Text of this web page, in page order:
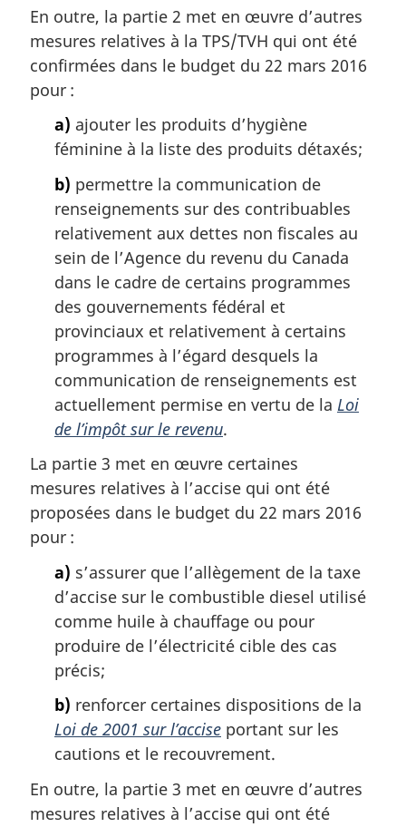
En outre, la partie 2 met en œuvre d’autres
mesures relatives à la TPS/TVH qui ont été
confirmées dans le budget du 22 mars 2016
pour :
a) ajouter les produits d’hygiène
féminine à la liste des produits détaxés;
b) permettre la communication de
renseignements sur des contribuables
relativement aux dettes non fiscales au
sein de l’Agence du revenu du Canada
dans le cadre de certains programmes
des gouvernements fédéral et
provinciaux et relativement à certains
programmes à l’égard desquels la
communication de renseignements est
actuellement permise en vertu de la Loi
de l’impôt sur le revenu.
La partie 3 met en œuvre certaines
mesures relatives à l’accise qui ont été
proposées dans le budget du 22 mars 2016
pour :
a) s’assurer que l’allègement de la taxe
d’accise sur le combustible diesel utilisé
comme huile à chauffage ou pour
produire de l’électricité cible des cas
précis;
b) renforcer certaines dispositions de la
Loi de 2001 sur l’accise portant sur les
cautions et le recouvrement.
En outre, la partie 3 met en œuvre d’autres
mesures relatives à l’accise qui ont été